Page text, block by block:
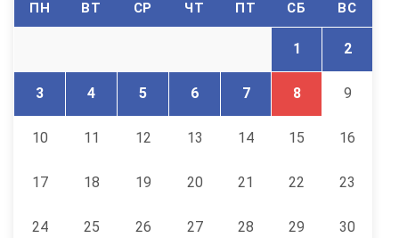
ПН ВТ СР ЧТ ПТ СБ ВС
1 2
3 4 5 6 7 8 9
10 11 12 13 14 15 16
17 18 19 20 21 22 23
24 25 26 27 28 29 30